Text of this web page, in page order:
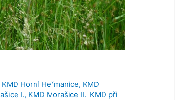
KMD Horní Heřmanice, KMD
I., KMD Morašice II., KMD při